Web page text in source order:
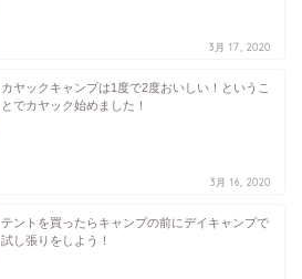
3月 17, 2020
カヤックキャンプは1度で2度おいしい！というこ
とでカヤック始めました！
3月 16, 2020
テントを買ったらキャンプの前にデイキャンプで
試し張りをしよう！